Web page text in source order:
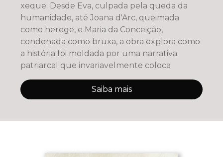
xeque. Desde Eva, culpada pela queda da
humanidade, até Joana d'Arc, queimada
como herege, e Maria da Conceição,
condenada como bruxa, a obra explora como
a história foi moldada por uma narrativa
patriarcal que invariavelmente coloca
Saiba mais